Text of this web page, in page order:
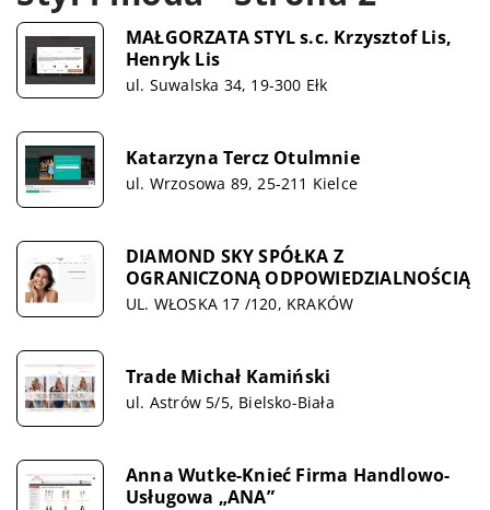
MAŁGORZATA STYL s.c. Krzysztof Lis,
Henryk Lis
ul. Suwalska 34, 19-300 Ełk
Katarzyna Tercz Otulmnie
ul. Wrzosowa 89, 25-211 Kielce
DIAMOND SKY SPÓŁKA Z
OGRANICZONĄ ODPOWIEDZIALNOŚCIĄ
UL. WŁOSKA 17 /120, KRAKÓW
Trade Michał Kamiński
ul. Astrów 5/5, Bielsko-Biała
Anna Wutke-Knieć Firma Handlowo-
Usługowa „ANA”